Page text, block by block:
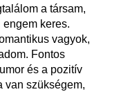
a társam,
engem keres.
vagyok,
Fontos
és a pozitív
van szükségem,